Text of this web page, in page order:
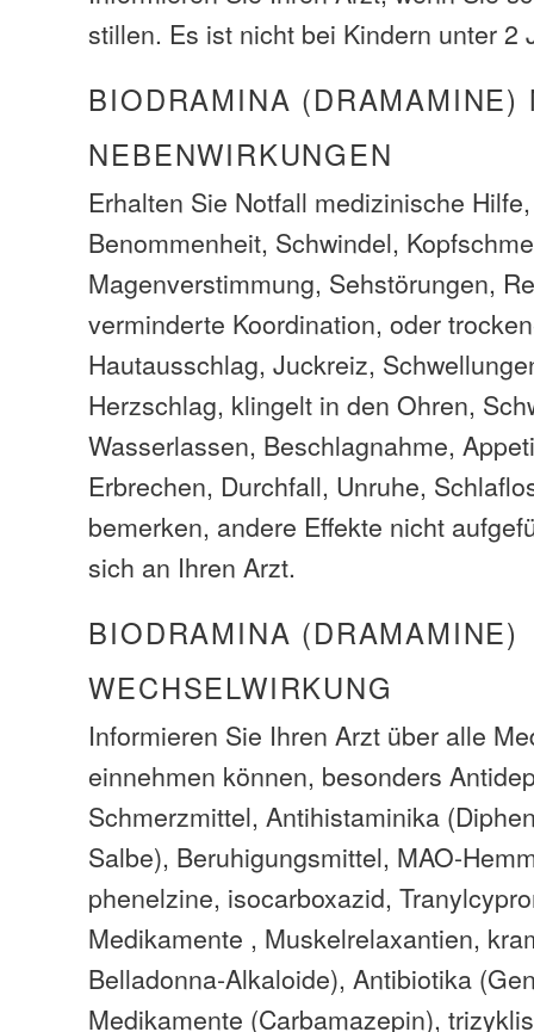
stillen. Es ist nicht bei Kindern unter 2
BIODRAMINA (DRAMAMINE)
NEBENWIRKUNGEN
Erhalten Sie Notfall medizinische
Benommenheit, Schwindel,
Magenverstimmung, Sehstörungen,
verminderte Koordination, oder
Hautausschlag, Juckreiz,
Herzschlag, klingelt in den Ohren,
Wasserlassen, Beschlagnahme,
Erbrechen, Durchfall, Unruhe,
bemerken, andere Effekte nicht
sich an Ihren Arzt.
BIODRAMINA (DRAMAMINE)
WECHSELWIRKUNG
Informieren Sie Ihren Arzt über alle
einnehmen können, besonders
Schmerzmittel, Antihistaminika
Salbe), Beruhigungsmittel, MAO-
phenelzine, isocarboxazid,
Medikamente , Muskelrelaxantien,
Belladonna-Alkaloide), Antibiotika
Medikamente (Carbamazepin),